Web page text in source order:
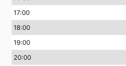
17:00
18:00
19:00
20:00